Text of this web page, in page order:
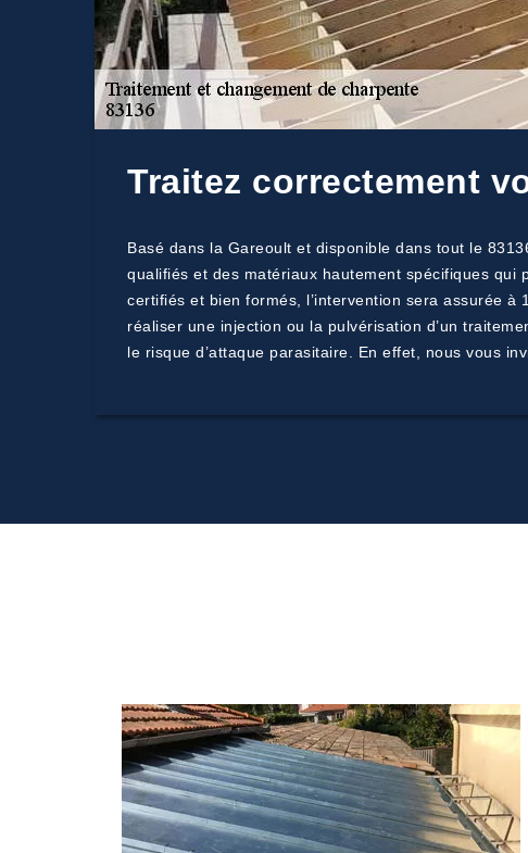
Traitez correctement
Basé dans la Gareoult et disponible dans tout le
qualifiés et des matériaux hautement spécifiques
certifiés et bien formés, l’intervention sera assurée
réaliser une injection ou la pulvérisation d’un
le risque d’attaque parasitaire. En effet, nous vous